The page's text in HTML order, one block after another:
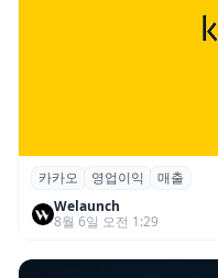
카카오, 2026년 2
이익 2770억…역대
카카오 영업이익
매출
Welaunch
8월 6일 오전 1:29